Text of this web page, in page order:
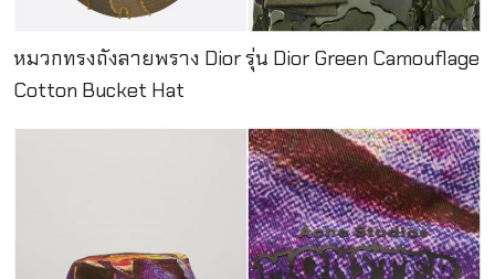
หมวกทรงถังลายพราง Dior รุ่น Dior Green Camouflage
Cotton Bucket Hat